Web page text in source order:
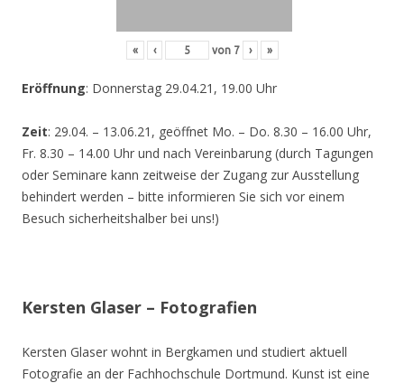
« ‹ von 7 › »
Eröffnung: Donnerstag 29.04.21, 19.00 Uhr
Zeit: 29.04. – 13.06.21, geöffnet Mo. – Do. 8.30 – 16.00 Uhr,
Fr. 8.30 – 14.00 Uhr und nach Vereinbarung (durch Tagungen
oder Seminare kann zeitweise der Zugang zur Ausstellung
behindert werden – bitte informieren Sie sich vor einem
Besuch sicherheitshalber bei uns!)
Kersten Glaser – Fotografien
Kersten Glaser wohnt in Bergkamen und studiert aktuell
Fotografie an der Fachhochschule Dortmund. Kunst ist eine